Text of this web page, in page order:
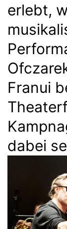
erlebt,
Franui
dabei